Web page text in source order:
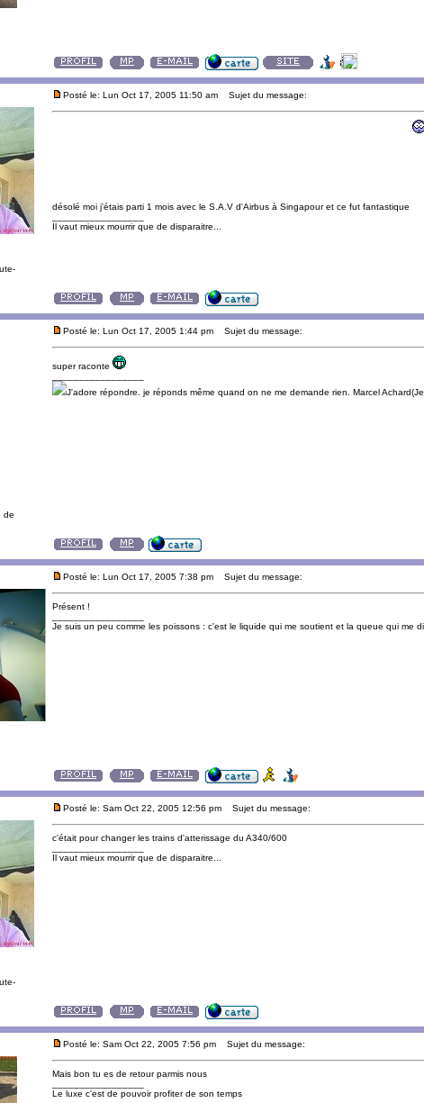
Posté le: Lun Oct 17, 2005 11:50 am Sujet du message:
désolé moi j'étais parti 1 mois avec le S.A.V d'Airbus à Singapour et ce fut fantastique
Il vaut mieux mourrir que de disparaitre...
de
Posté le: Lun Oct 17, 2005 1:44 pm Sujet du message:
super raconte
J'adore répondre. je réponds même quand on ne me demande rien. Marcel
Posté le: Lun Oct 17, 2005 7:38 pm Sujet du message:
Présent !
Je suis un peu comme les poissons : c'est le liquide qui me soutient et la queue qui me
Posté le: Sam Oct 22, 2005 12:56 pm Sujet du message:
c'était pour changer les trains d'atterissage du A340/600
Il vaut mieux mourrir que de disparaitre...
Posté le: Sam Oct 22, 2005 7:56 pm Sujet du message:
Mais bon tu es de retour parmis nous
Le luxe c'est de pouvoir profiter de son temps